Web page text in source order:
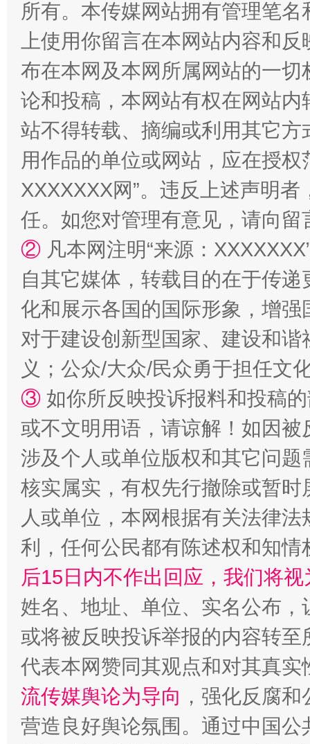
扯下公款旅游的“隐身衣” 如何以
“蜀中异人”王建安的艺术幻境
完善运行机制助力责任有效落实 一纸欠
所有。本传媒网站拥有管理笔
上使用你留言在本网站内容和
布在本网及本网所属网站的一
论和投稿，本网站有权在网站
站不得转载、摘编或利用其它
用作品的单位或网站，应在授
XXXXXXX网”。违反上述声明
任。如您对管理有意见，请向
② 凡本网注明“来源：
自其它媒体，转载目的在于传
化和展示各国的国际形象，增
对于建设创新型国家、建设和
义；公众/大众/民众勇于担任文
③ 如你所反映投诉报料和投稿
或不文明用语，请谅解！如因
涉及个人或单位版权和其它问题
核实属实，有权先行撤除或暂
人或单位，本网根据有关法律
利，任何公民都有陈述权和知情
后15日内不作出回应，我们将
姓名、地址、单位、实名公布
或将被反映投诉举报的内容转
代表本网赞同其观点和对其真实
流传媒舆论为导向 ，强化反腐
营造良好舆论氛围。通过中国